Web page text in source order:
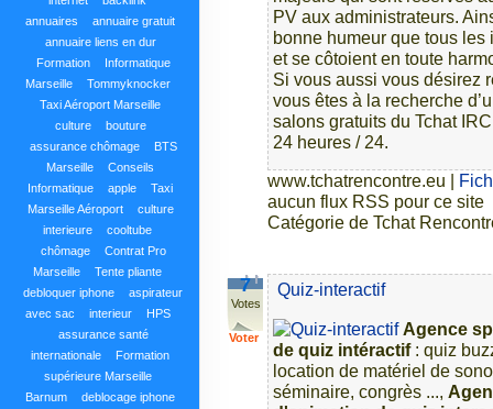
annuaires
annuaire gratuit
annuaire liens en dur
Formation
Informatique
Marseille
Tommyknocker
Taxi Aéroport Marseille
culture
bouture
assurance chômage
BTS
Marseille
Conseils
Informatique
apple
Taxi
Marseille Aéroport
culture
interieure
cooltube
chômage
Contrat Pro
Marseille
Tente pliante
debloquer iphone
aspirateur
avec sac
interieur
HPS
assurance santé
internationale
Formation
supérieure Marseille
Barnum
deblocage iphone
PV aux administrateurs.
bonne humeur que tous
et se côtoient en toute
Si vous aussi vous désirez
vous êtes à la recherche
salons gratuits du Tchat
24 heures / 24.
www.tchatrencontre.eu
aucun flux RSS pour ce site
Catégorie de Tchat
7
Votes
Voter
Quiz-interactif
Agence
de quiz intéractif : quiz
location de matériel de
séminaire, congrès ...,